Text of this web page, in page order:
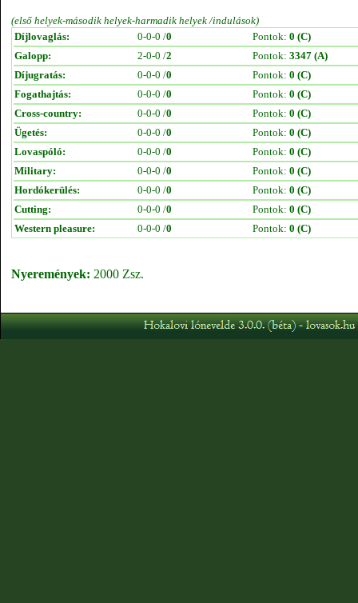
(első helyek-második helyek-harmadik helyek /indulások)
Díjlovaglás:
0-0-0 /0 Pontok: 0 (C)
Galopp:
2-0-0 /2 Pontok: 3347 (A)
Díjugratás:
0-0-0 /0 Pontok: 0 (C)
Fogathajtás:
0-0-0 /0 Pontok: 0 (C)
Cross-country:
0-0-0 /0 Pontok: 0 (C)
Ügetés:
0-0-0 /0 Pontok: 0 (C)
Lovaspóló:
0-0-0 /0 Pontok: 0 (C)
Military:
0-0-0 /0 Pontok: 0 (C)
Hordókerülés:
0-0-0 /0 Pontok: 0 (C)
Cutting:
0-0-0 /0 Pontok: 0 (C)
Western pleasure:
0-0-0 /0 Pontok: 0 (C)
Nyeremények: 2000 Zsz.